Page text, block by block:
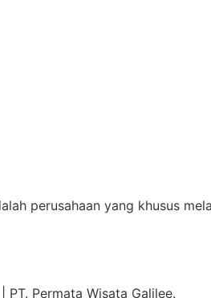
perusahaan yang khusus
Permata Wisata Galilee.